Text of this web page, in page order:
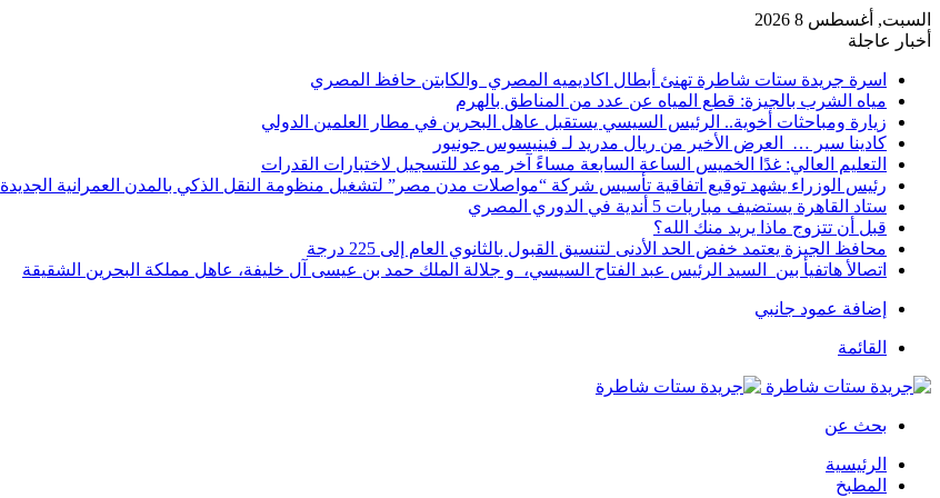
السبت, أغسطس 8 2026
أخبار عاجلة
اسرة جريدة ستات شاطرة تهنئ أبطال اكاديميه المصري والكابتن حافظ المصري
مياه الشرب بالجيزة: قطع المياه عن عدد من المناطق بالهرم
زيارة ومباحثات أخوية.. الرئيس السيسي يستقبل عاهل البحرين في مطار العلمين الدولي
كادينا سير … العرض الأخير من ريال مدريد لـ فينيسوس جونيور
التعليم العالي: غدًا الخميس الساعة السابعة مساءً آخر موعد للتسجيل لاختبارات القدرات
رئيس الوزراء يشهد توقيع اتفاقية تأسيس شركة “مواصلات مدن مصر” لتشغيل منظومة النقل الذكي بالمدن العمرانية الجديدة
ستاد القاهرة يستضيف مباريات 5 أندية في الدوري المصري
قبل أن تتزوج ماذا يريد منك الله؟
محافظ الجيزة يعتمد خفض الحد الأدنى لتنسيق القبول بالثانوي العام إلى 225 درجة
اتصالأ هاتفيأ بين السيد الرئيس عبد الفتاح السيسي، و جلالة الملك حمد بن عيسى آل خليفة، عاهل مملكة البحرين الشقيقة
إضافة عمود جانبي
القائمة
بحث عن
الرئيسية
المطبخ